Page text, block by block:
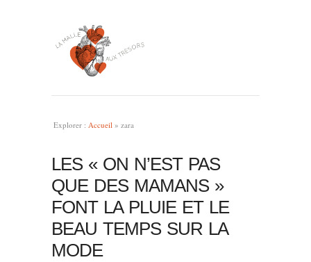
Explorer : Accueil » zara
LES « ON N’EST PAS
QUE DES MAMANS »
FONT LA PLUIE ET LE
BEAU TEMPS SUR LA
MODE